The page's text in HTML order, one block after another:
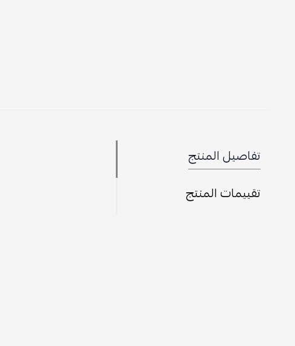
تفاصيل المنتج
تقييمات المنتج